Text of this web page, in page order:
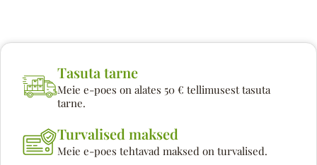
Tasuta tarne
Meie e-poes on alates 50 € tellimusest tasuta
tarne.
Turvalised maksed
Meie e-poes tehtavad maksed on turvalised.